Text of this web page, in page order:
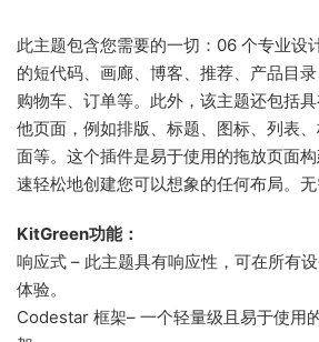
此主题包含您需要的一切：06 个专业设
的短代码、画廊、博客、推荐、产品目录
购物车、订单等。此外，该主题还包括
他页面，例如排版、标题、图标、列表
面等。这个插件是易于使用的拖放页面
速轻松地创建您可以想象的任何布局。无
KitGreen功能：
响应式 – 此主题具有响应性，可在所有
体验。
Codestar 框架– 一个轻量级且易于使用